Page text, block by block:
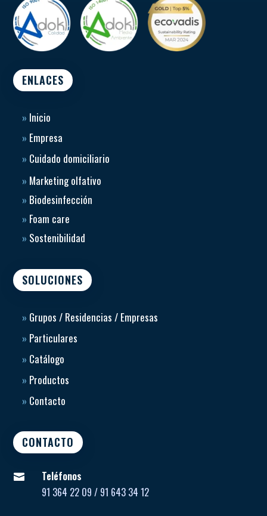
ENLACES
» Inicio
» Empresa
» Cuidado domiciliario
» Marketing olfativo
» Biodesinfección
» Foam care
» Sostenibilidad
SOLUCIONES
» Grupos / Residencias / Empresas
» Particulares
» Catálogo
» Productos
» Contacto
CONTACTO

Teléfonos
91 364 22 09 / 91 643 34 12